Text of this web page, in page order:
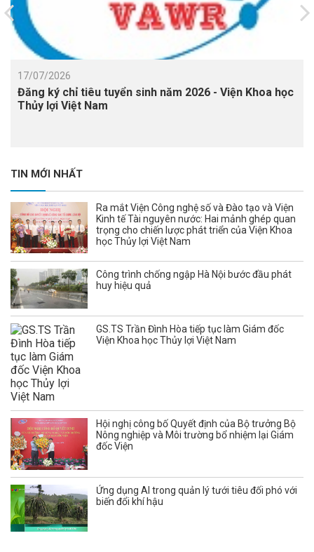
17/07/2026
Đăng ký chỉ tiêu tuyển sinh năm 2026 - Viện Khoa học
Thủy lợi Việt Nam
TIN MỚI NHẤT
Ra mắt Viện Công nghệ số và Đào tạo và Viện
Kinh tế Tài nguyên nước: Hai mảnh ghép quan
trọng cho chiến lược phát triển của Viện Khoa
học Thủy lợi Việt Nam
Công trình chống ngập Hà Nội bước đầu phát
huy hiệu quả
GS.TS Trần Đình Hòa tiếp tục làm Giám đốc
Viện Khoa học Thủy lợi Việt Nam
Hội nghị công bố Quyết định của Bộ trưởng Bộ
Nông nghiệp và Môi trường bổ nhiệm lại Giám
đốc Viện
Ứng dụng AI trong quản lý tưới tiêu đối phó với
biến đổi khí hậu